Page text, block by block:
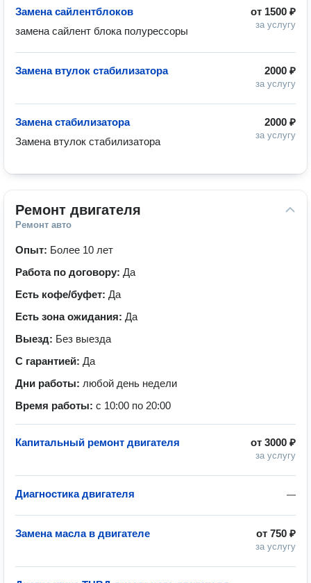
от 1500 ₽
за услугу
Замена сайлентблоков
замена сайлент блока полурессоры
2000 ₽
за услугу
Замена втулок стабилизатора
2000 ₽
за услугу
Замена стабилизатора
Замена втулок стабилизатора
Ремонт двигателя
Ремонт авто
Опыт: Более 10 лет
Работа по договору: Да
Есть кофе/буфет: Да
Есть зона ожидания: Да
Выезд: Без выезда
С гарантией: Да
Дни работы: любой день недели
Время работы: с 10:00 по 20:00
от 3000 ₽
за услугу
Капитальный ремонт двигателя
—
Диагностика двигателя
от 750 ₽
за услугу
Замена масла в двигателе